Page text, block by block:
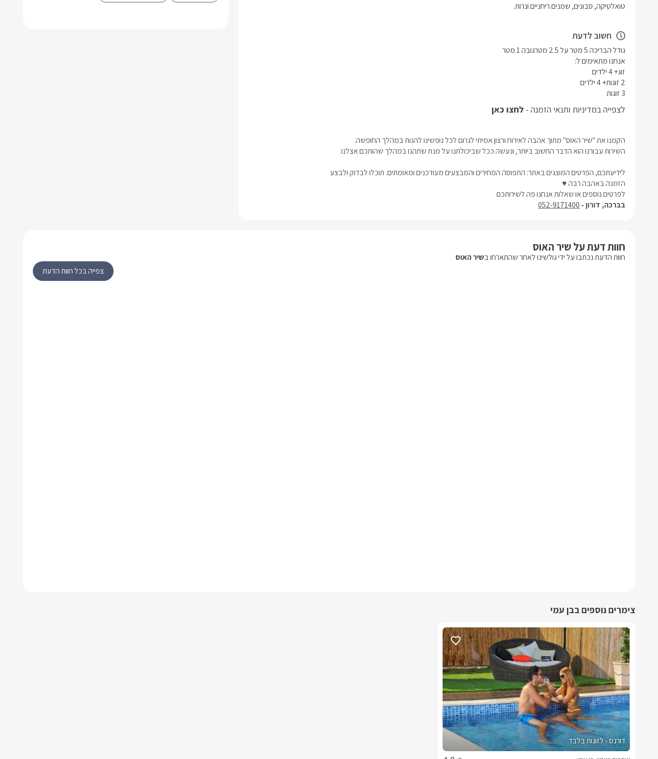
טואלטיקה, סבונים, שמנים ריחניים ונרות.
חשוב לדעת
3 זוגות
לצפייה במדיניות ותנאי הזמנה - לחצו כאן
הקמנו את "שיר האוס" מתוך אהבה לאירוח ורצון אמיתי לגרום לכל נופשינו להנות במהלך החופשה.
השירות עבורנו הוא הדבר החשוב ביותר, ונעשה ככל שביכולתנו על מנת שתהנו במהלך שהותכם אצלנו.
לידיעתכם, הפרטים המוצגים באתר: התפוסה המחירים והמבצעים מעודכנים ומאומתים. תוכלו לבדוק ולבצע
הזמנה באהבה רבה ♥
לפרטים נוספים או שאלות אנחנו פה לשירותכם
בברכה, דורון - 052-9171400
חוות דעת על שיר האוס
חוות הדעת נכתבו על ידי גולשינו לאחר שהתארחו בשיר האוס
צפייה בכל חוות הדעת
צימרים נוספים בבן עמי
דורנס - לזוגות בלבד